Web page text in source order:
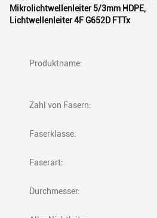
Mikrolichtwellenleiter 5/3mm HDPE,
Lichtwellenleiter 4F G652D FTTx
Produktname:
Zahl von Fasern:
Faserklasse:
Faserart:
Durchmesser: